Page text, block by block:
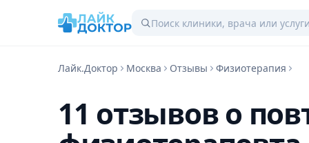
Лайк.Доктор Москва Отзывы Физиотерапия
11 отзывов о